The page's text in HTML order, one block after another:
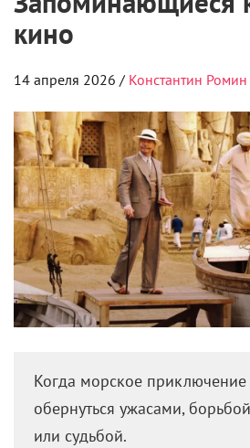
Когда морское
обернуться ужасами,
Круиз – это универсальная
клаустрофобной атмосфере